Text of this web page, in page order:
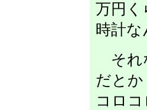
万円く
時計
それ
だと
コロ